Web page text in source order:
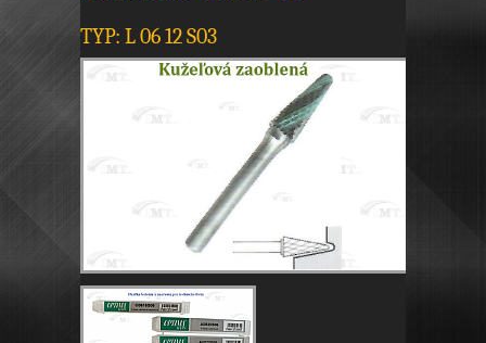
TYP: L 06 12 S03